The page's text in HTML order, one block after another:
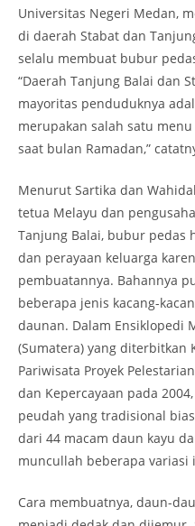
Universitas Negeri Medan,
di daerah Stabat dan
selalu membuat bubur
“Daerah Tanjung Balai dan
mayoritas penduduknya
merupakan salah satu
saat bulan Ramadan,”
Menurut Sartika dan
tetua Melayu dan
Tanjung Balai, bubur pedas
dan perayaan keluarga
pembuatannya. Bahannya
beberapa jenis kacang-
daunan. Dalam Ensiklopedi
(Sumatera) yang diterbitkan
Pariwisata Proyek
dan Kepercayaan pada
peudah yang tradisional
dari 44 macam daun kayu
muncullah beberapa variasi
Cara membuatnya, daun-